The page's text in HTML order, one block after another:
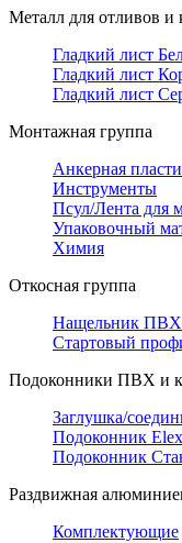
Металл для отливов и
Гладкий лист
Гладкий лист
Гладкий лист
Монтажная группа
Анкерная
Инструменты
Псул/Лента для
Упаковочный
Химия
Откосная группа
Нащельник ПВХ
Стартовый
Подоконники ПВХ и
Заглушка/
Подоконник Elex
Подоконник
Раздвижная
Комплектующие